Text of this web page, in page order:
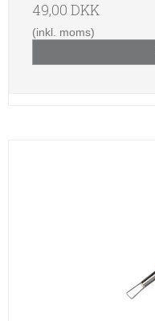
49,00 DKK
(inkl. moms)